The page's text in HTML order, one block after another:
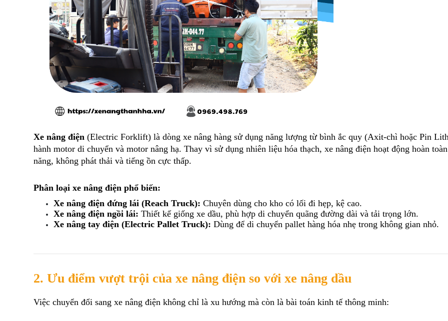
Xe nâng điện (Electric Forklift) là dòng xe nâng hàng sử dụng năng lượng từ bình ắc quy (Axit-chì hoặc Pin
hành motor di chuyển và motor nâng hạ. Thay vì sử dụng nhiên liệu hóa thạch, xe nâng điện hoạt động hoàn
năng, không phát thải và tiếng ồn cực thấp.
Phân loại xe nâng điện phổ biến:
Xe nâng điện đứng lái (Reach Truck): Chuyên dùng cho kho có lối đi hẹp, kệ cao.
Xe nâng điện ngồi lái: Thiết kế giống xe dầu, phù hợp di chuyển quãng đường dài và tải trọng lớn.
Xe nâng tay điện (Electric Pallet Truck): Dùng để di chuyển pallet hàng hóa nhẹ trong không gian nhỏ.
2. Ưu điểm vượt trội của xe nâng điện so với xe nâng dầu
Việc chuyển đổi sang xe nâng điện không chỉ là xu hướng mà còn là bài toán kinh tế thông minh: